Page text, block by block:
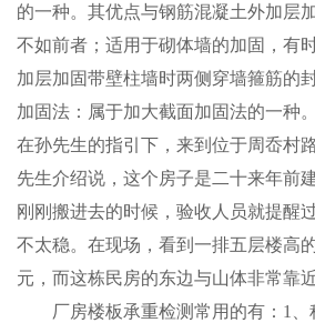
的一种。其优点与钢筋混凝土外加层
不如前者；适用于砌体墙的加固，有
加层加固带壁柱墙时两侧穿墙箍筋的
加固法：属于加大截面加固法的一
在孙先生的指引下，来到位于周岙村
先生介绍说，这个房子是二十来年前
刚刚搬进去的时候，验收人员就提醒
不太稳。在现场，看到一排五层楼高
元，而这栋民房的东边与山体非常靠近
厂房楼板承重检测常用的有：1、